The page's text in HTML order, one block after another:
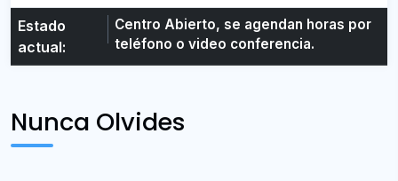
Estado
actual:
Centro Abierto, se agendan horas por
teléfono o video conferencia.
Nunca Olvides